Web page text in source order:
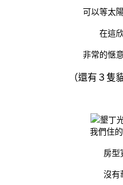
可以等太
在這
非常的惬
（還有３隻
我們住
房型
沒有